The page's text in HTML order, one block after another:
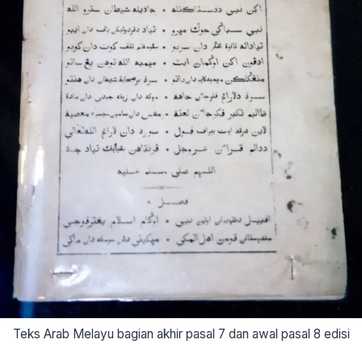
Teks Arab Melayu bagian akhir pasal 7 dan awal pasal 8 edisi